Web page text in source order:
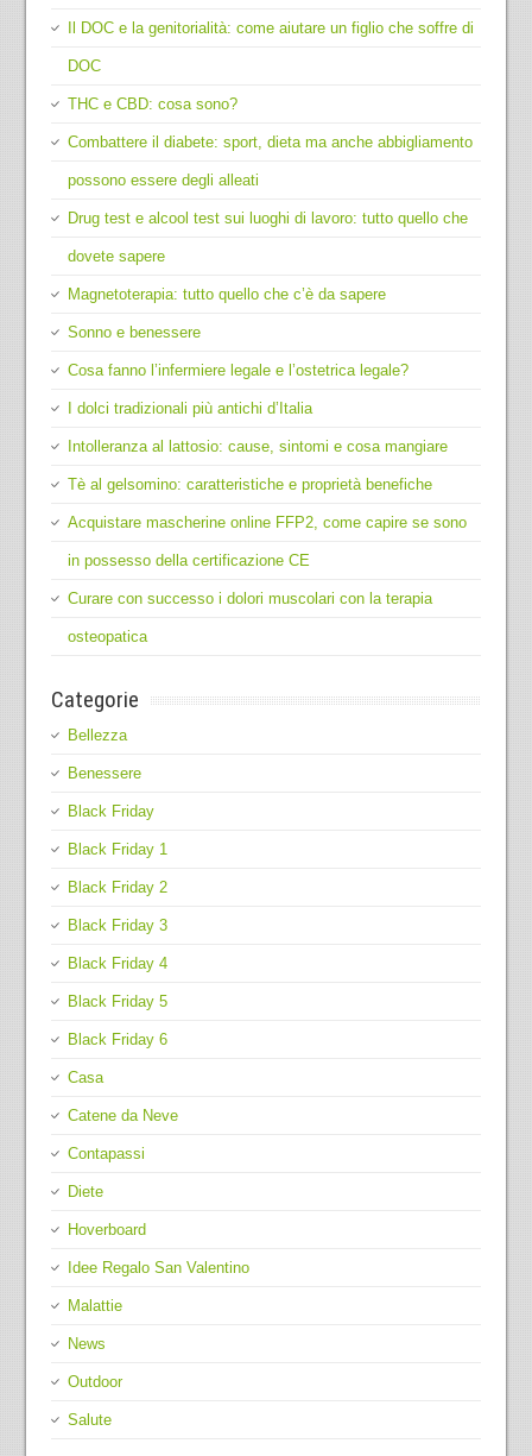
Il DOC e la genitorialità: come aiutare un figlio che soffre di
DOC
THC e CBD: cosa sono?
Combattere il diabete: sport, dieta ma anche abbigliamento
possono essere degli alleati
Drug test e alcool test sui luoghi di lavoro: tutto quello che
dovete sapere
Magnetoterapia: tutto quello che c’è da sapere
Sonno e benessere
Cosa fanno l’infermiere legale e l’ostetrica legale?
I dolci tradizionali più antichi d’Italia
Intolleranza al lattosio: cause, sintomi e cosa mangiare
Tè al gelsomino: caratteristiche e proprietà benefiche
Acquistare mascherine online FFP2, come capire se sono
in possesso della certificazione CE
Curare con successo i dolori muscolari con la terapia
osteopatica
Categorie
Bellezza
Benessere
Black Friday
Black Friday 1
Black Friday 2
Black Friday 3
Black Friday 4
Black Friday 5
Black Friday 6
Casa
Catene da Neve
Contapassi
Diete
Hoverboard
Idee Regalo San Valentino
Malattie
News
Outdoor
Salute